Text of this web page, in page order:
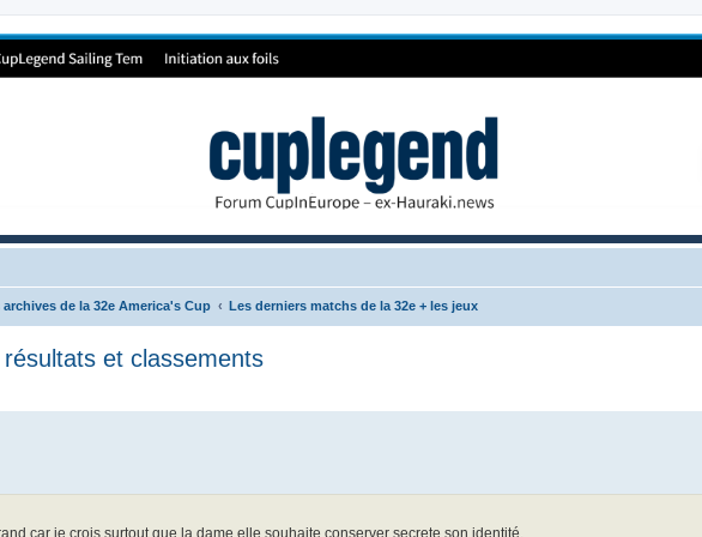
archives de la 32e America's Cup Les derniers matchs de la 32e + les jeux
et classements
car je crois surtout que la dame elle souhaite conserver secrete son identité.